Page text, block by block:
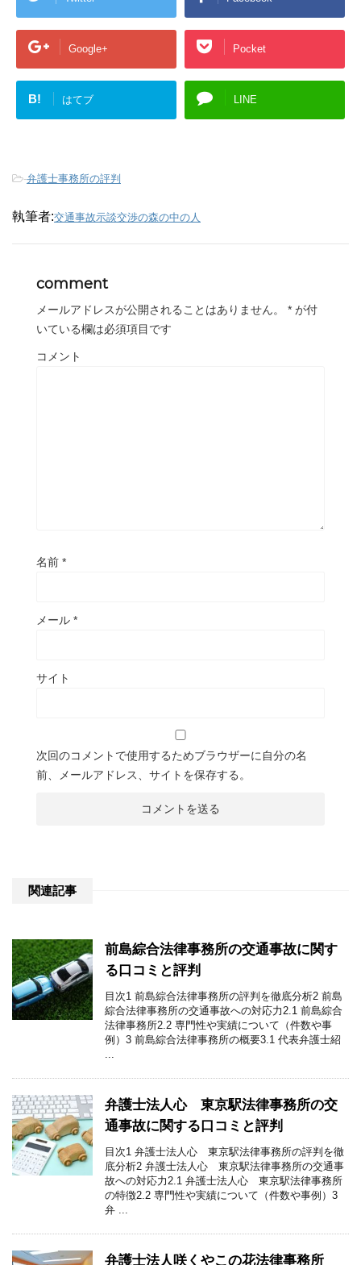
Google+ Pocket
B! はてブ LINE
-弁護士事務所の評判
執筆者:交通事故示談交渉の森の中の人
comment
メールアドレスが公開されることはありません。 * が付
いている欄は必須項目です
コメント
名前 *
メール *
サイト
次回のコメントで使用するためブラウザーに自分の名
前、メールアドレス、サイトを保存する。
関連記事
前島綜合法律事務所の交通事故に関す
る口コミと評判
目次1 前島綜合法律事務所の評判を徹底分析2 前島
綜合法律事務所の交通事故への対応力2.1 前島綜合
法律事務所2.2 専門性や実績について（件数や事
例）3 前島綜合法律事務所の概要3.1 代表弁護士紹
弁護士法人心 東京駅法律事務所の交
通事故に関する口コミと評判
目次1 弁護士法人心 東京駅法律事務所の評判を徹
底分析2 弁護士法人心 東京駅法律事務所の交通事
故への対応力2.1 弁護士法人心 東京駅法律事務所
の特徴2.2 専門性や実績について（件数や事例）3
弁 ...
弁護士法人咲くやこの花法律事務所